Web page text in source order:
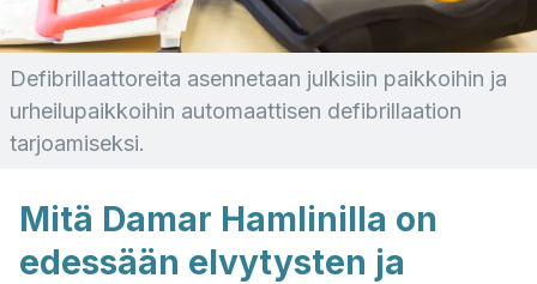
Defibrillaattoreita asennetaan julkisiin paikkoihin ja
urheilupaikkoihin automaattisen defibrillaation
tarjoamiseksi.
Mitä Damar Hamlinilla on
edessään elvytysten ja